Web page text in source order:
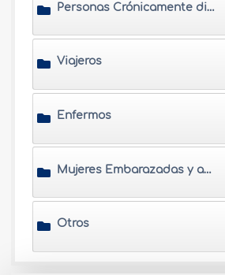
Personas Crónicamente discapacitadas
Viajeros
Enfermos
Mujeres Embarazadas y amamantamiento
Otros